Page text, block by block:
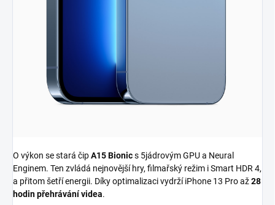
O výkon se stará čipA15 Bionics 5jádrovým GPU a Neural
Enginem. Ten zvládá nejnovější hry, filmařský režim i Smart HDR 4,
a přitom šetří energii. Díky optimalizaci vydrží iPhone 13 Pro až28
hodin přehrávání videa.